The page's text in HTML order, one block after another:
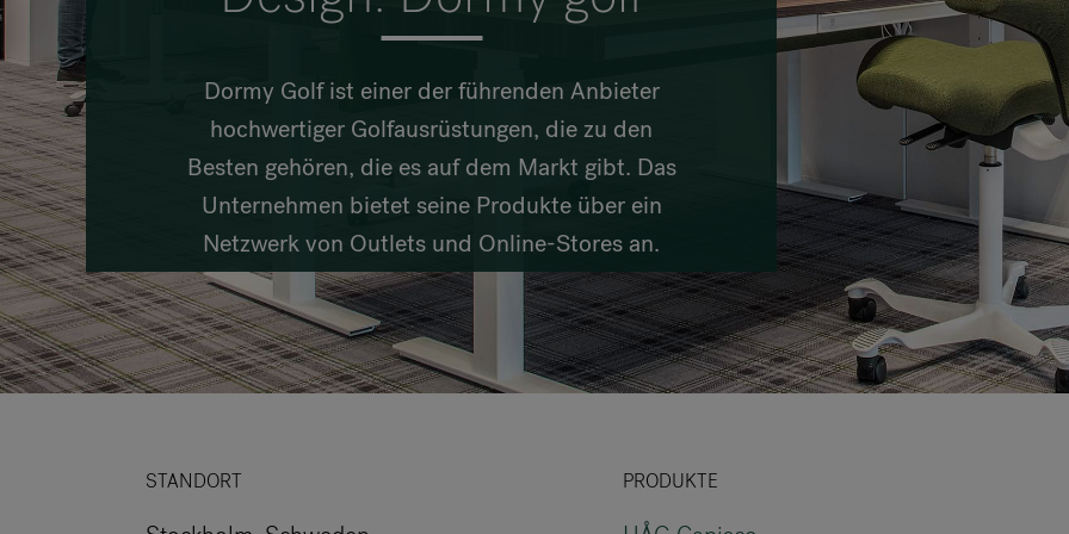
VIA Seating
Stylex
Spec
Dormy Golf ist einer der führenden Anbieter
hochwertiger Golfausrüstungen, die zu den
Besten gehören, die es auf dem Markt gibt. Das
Unternehmen bietet seine Produkte über ein
Netzwerk von Outlets und Online-Stores an.
STANDORT PRODUKTE